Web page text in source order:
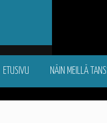
ETUSIVU NÄIN MEILLÄ